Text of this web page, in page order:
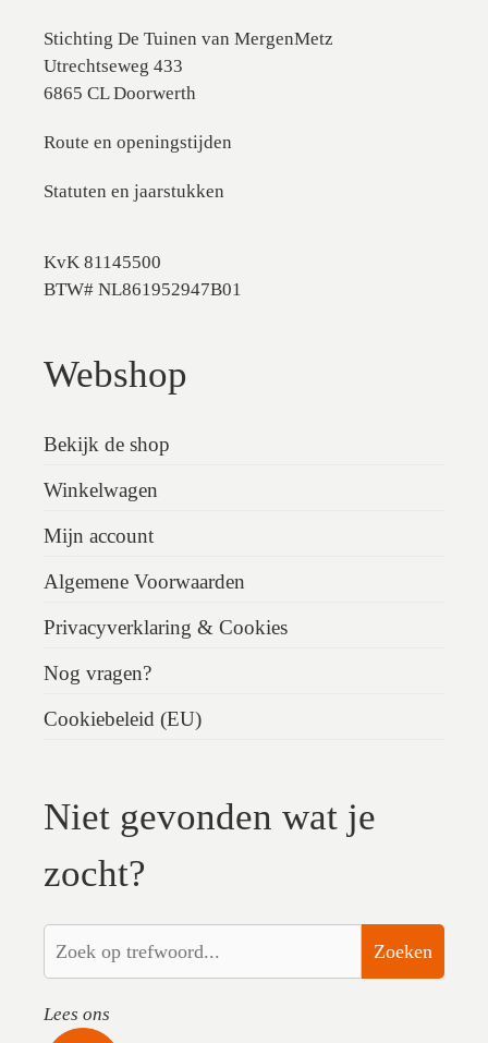
Stichting De Tuinen van MergenMetz
Utrechtseweg 433
6865 CL Doorwerth
Route en openingstijden
Statuten en jaarstukken
KvK 81145500
BTW# NL861952947B01
Webshop
Bekijk de shop
Winkelwagen
Mijn account
Algemene Voorwaarden
Privacyverklaring & Cookies
Nog vragen?
Cookiebeleid (EU)
Niet gevonden wat je
zocht?
Zoeken
Lees ons